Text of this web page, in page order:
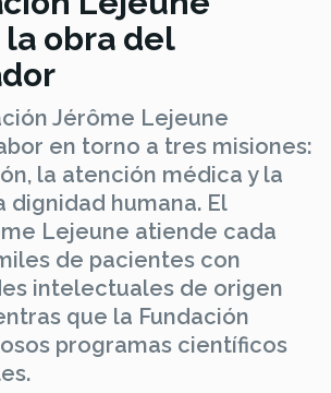
obra del
Jérôme Lejeune
en torno a tres misiones:
la atención médica y la
dignidad humana. El
Lejeune atiende cada
de pacientes con
intelectuales de origen
que la Fundación
programas científicos